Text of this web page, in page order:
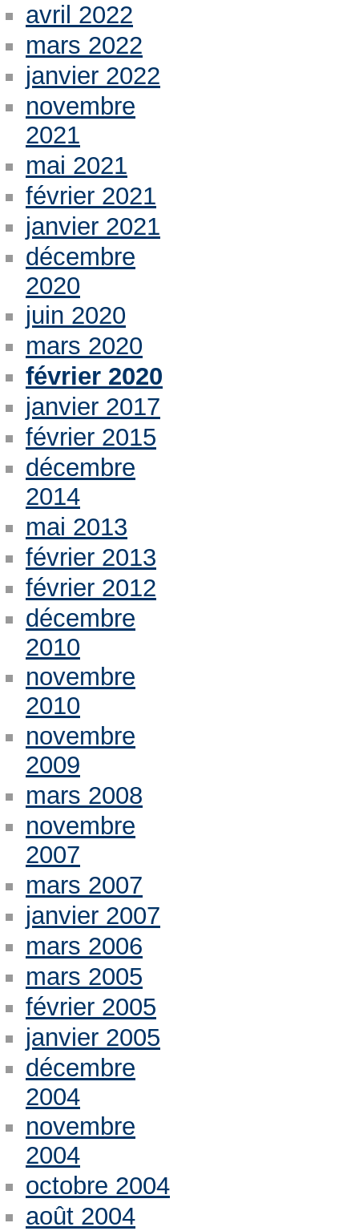
avril 2022
mars 2022
janvier 2022
novembre
2021
mai 2021
février 2021
janvier 2021
décembre
2020
juin 2020
mars 2020
février 2020
janvier 2017
février 2015
décembre
2014
mai 2013
février 2013
février 2012
décembre
2010
novembre
2010
novembre
2009
mars 2008
novembre
2007
mars 2007
janvier 2007
mars 2006
mars 2005
février 2005
janvier 2005
décembre
2004
novembre
2004
octobre 2004
août 2004